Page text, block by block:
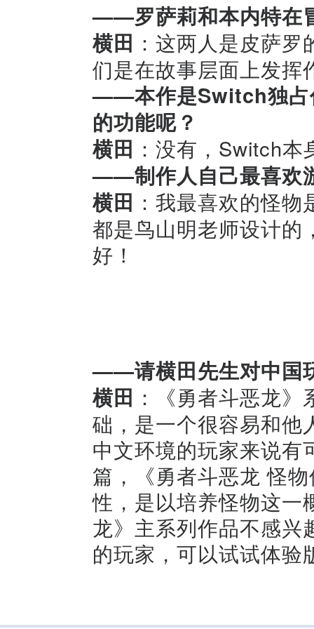
——罗萨莉和本内特在
横田 ：这两人是皮萨
们是在故事层面上发挥
——本作是Switch独占
的功能呢？
横田 ：没有，Switch
——制作人自己最喜欢
横田 ：我最喜欢的怪
都是鸟山明老师设计的
好！
——请横田先生对中国
横田 ：《勇者斗恶龙
础，是一个很容易和他
中文环境的玩家来说有
篇，《勇者斗恶龙 怪
性，是以培养怪物这一
龙》主系列作品不感兴
的玩家，可以试试体验